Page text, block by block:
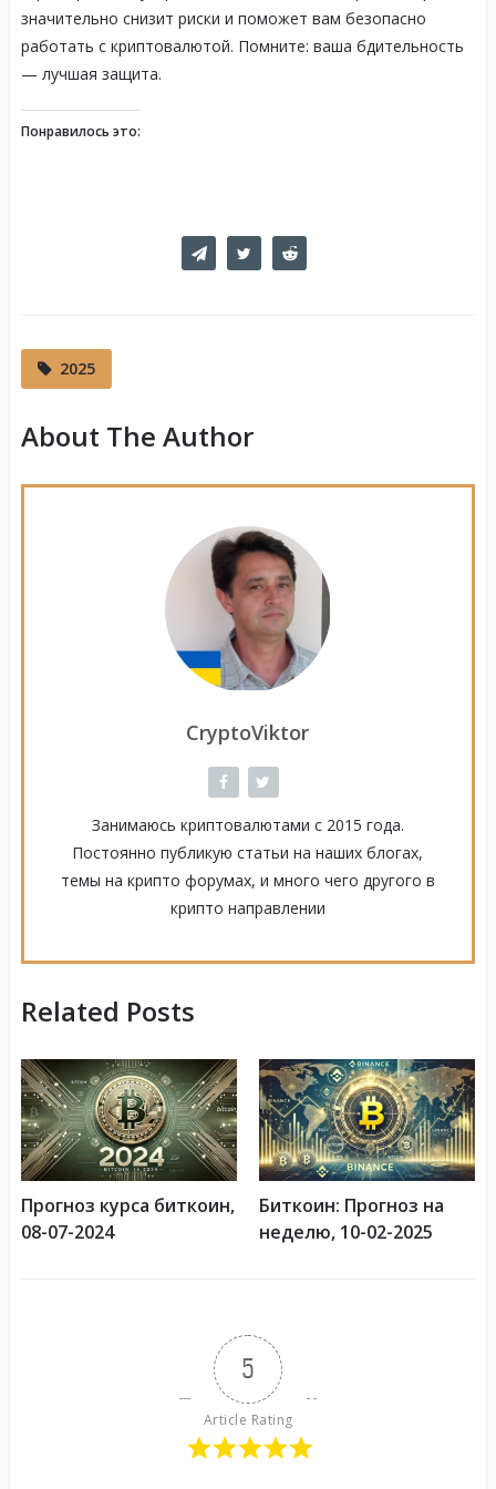
значительно снизит риски и поможет вам безопасно
работать с криптовалютой. Помните: ваша бдительность
— лучшая защита.
Понравилось это:
2025
About The Author
CryptoViktor
Занимаюсь криптовалютами с 2015 года.
Постоянно публикую статьи на наших блогах,
темы на крипто форумах, и много чего другого в
крипто направлении
Related Posts
Прогноз курса биткоин,
08-07-2024
Биткоин: Прогноз на
неделю, 10-02-2025
5
Article Rating